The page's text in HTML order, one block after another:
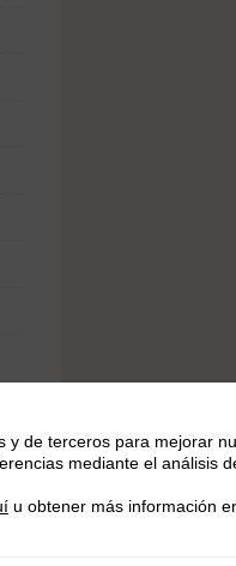
y de terceros para mejorar
mediante el análisis
u obtener más información